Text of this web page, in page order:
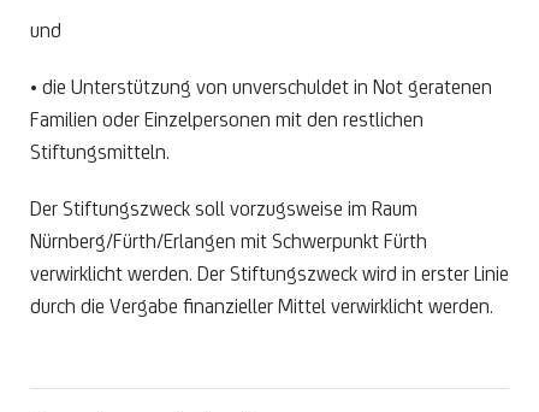
und
• die Unterstützung von unverschuldet in Not geratenen
Familien oder Einzelpersonen mit den restlichen
Stiftungsmitteln.
Der Stiftungszweck soll vorzugsweise im Raum
Nürnberg/Fürth/Erlangen mit Schwerpunkt Fürth
verwirklicht werden. Der Stiftungszweck wird in erster Linie
durch die Vergabe finanzieller Mittel verwirklicht werden.